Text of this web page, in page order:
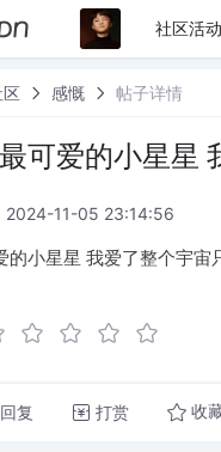
社区活动
感慨 帖子详情
可爱的小星星
2024-11-05 23:14:56
的小星星 我爱了整个宇宙
回复 打赏 收